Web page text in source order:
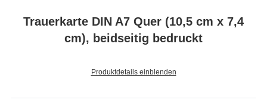
Trauerkarte DIN A7 Quer (10,5 cm x 7,4
cm), beidseitig bedruckt
Produktdetails einblenden